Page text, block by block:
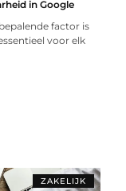
in Google
factor is
voor elk
ZAKELIJK